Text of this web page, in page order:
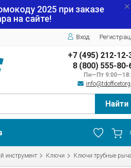
2025 при заказе
на сайте!
Вход
+7 (495) 212-12-
8 (800) 555-80-
Пн—Пт
Найти
инструмент Ключи Ключи трубные